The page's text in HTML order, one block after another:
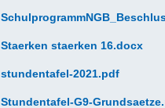
Staerken staerken 16.docx
stundentafel-2021.pdf
Stundentafel-G9-